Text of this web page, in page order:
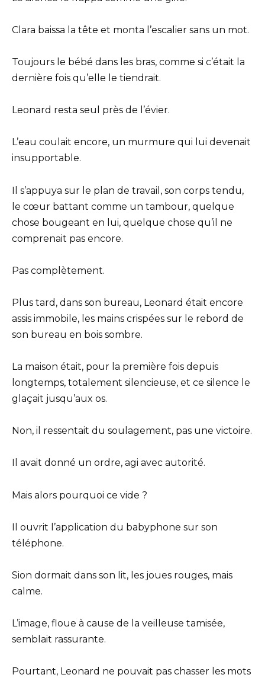
Clara baissa la tête et monta l’escalier sans un mot.
Toujours le bébé dans les bras, comme si c’était la
dernière fois qu’elle le tiendrait.
Leonard resta seul près de l’évier.
L’eau coulait encore, un murmure qui lui devenait
insupportable.
Il s’appuya sur le plan de travail, son corps tendu,
le cœur battant comme un tambour, quelque
chose bougeant en lui, quelque chose qu’il ne
comprenait pas encore.
Pas complètement.
Plus tard, dans son bureau, Leonard était encore
assis immobile, les mains crispées sur le rebord de
son bureau en bois sombre.
La maison était, pour la première fois depuis
longtemps, totalement silencieuse, et ce silence le
glaçait jusqu’aux os.
Non, il ressentait du soulagement, pas une victoire.
Il avait donné un ordre, agi avec autorité.
Mais alors pourquoi ce vide ?
Il ouvrit l’application du babyphone sur son
téléphone.
Sion dormait dans son lit, les joues rouges, mais
calme.
L’image, floue à cause de la veilleuse tamisée,
semblait rassurante.
Pourtant, Leonard ne pouvait pas chasser les mots